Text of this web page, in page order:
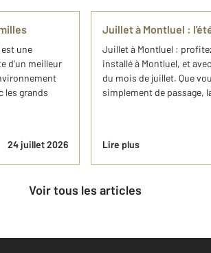
une
d'un meilleur
les grands
24 juillet 2026
Juillet à Montluel :
Juillet à Montluel :
installé à Montluel, et
du mois de juillet. Que
simplement de passage,
Lire plus
Voir tous les articles